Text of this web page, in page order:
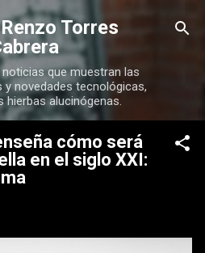
principalTorres
que muestran las
novedades tecnológicas,
hierbas alucinógenas.
cómo será
en el siglo XXI: